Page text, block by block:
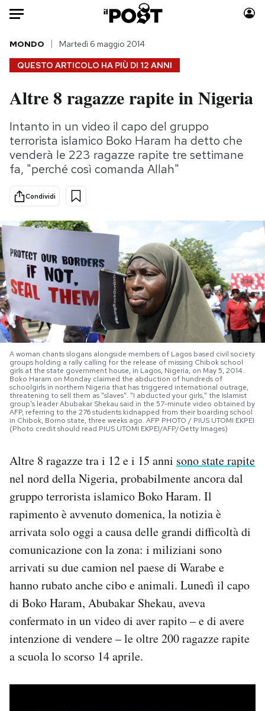
Auto
HOME
Italia
Politica
Tecnologia
Internet
Scienza
Cultura
Economia
Moda
Consumismi
Storie/Idee
Ok Boomer!
Altrecose
Mondiali calcio 2026
PODCAST
NEWSLETTER
I MIEI PREFERITI
SHOP
AREA PERSONALE
Area Personale
Notifiche mobile
Regala il Post
Hai bisogno di aiuto?
Esci
QUESTO ARTICOLO HA PIÙ DI 12 ANNI
MONDO Martedì 6 maggio 2014
Altre 8 ragazze rapite in Nigeria
Intanto in un video il capo del gruppo
terrorista islamico Boko Haram ha detto che
venderà le 223 ragazze rapite tre settimane
fa, "perché così comanda Allah"
Condividi
A woman chants slogans alongside members of Lagos based civil society
groups holding a rally calling for the release of missing Chibok school
girls at the state government house, in Lagos, Nigeria, on May 5, 2014.
Boko Haram on Monday claimed the abduction of hundreds of
schoolgirls in northern Nigeria that has triggered international outrage,
threatening to sell them as "slaves". "I abducted your girls," the Islamist
group's leader Abubakar Shekau said in the 57-minute video obtained by
AFP, referring to the 276 students kidnapped from their boarding school
in Chibok, Borno state, three weeks ago. AFP PHOTO / PIUS UTOMI EKPEI
(Photo credit should read PIUS UTOMI EKPEI/AFP/Getty Images)
Altre 8 ragazze tra i 12 e i 15 anni sono state rapite
nel nord della Nigeria, probabilmente ancora dal
gruppo terrorista islamico Boko Haram. Il
rapimento è avvenuto domenica, la notizia è
arrivata solo oggi a causa delle grandi difficoltà di
comunicazione con la zona: i miliziani sono
arrivati su due camion nel paese di Warabe e
hanno rubato anche cibo e animali. Lunedì il capo
di Boko Haram, Abubakar Shekau, aveva
confermato in un video di aver rapito – e di avere
intenzione di vendere – le oltre 200 ragazze rapite
a scuola lo scorso 14 aprile.